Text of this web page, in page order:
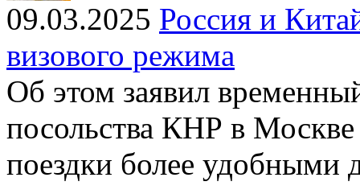
09.03.2025 Россия и
визового режима
Об этом заявил
посольства КНР в
поездки более удобными